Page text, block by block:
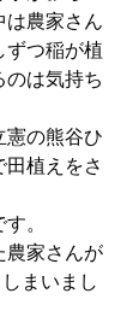
は農家さん
ずつ稲が植
は気持ち
憲の熊谷ひ
植えをさ
。
農家さんが
まいまし